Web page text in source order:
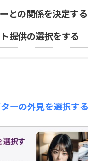
との関係を決定する
提供の選択をする
ーの外見を選択する